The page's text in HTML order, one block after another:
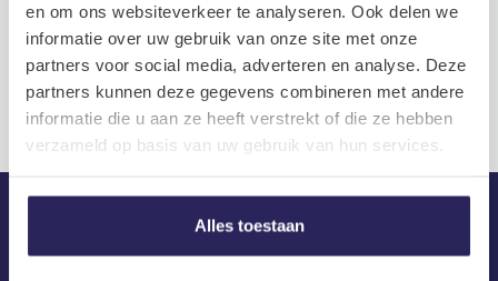
en om ons websiteverkeer te analyseren. Ook delen we
informatie over uw gebruik van onze site met onze
partners voor social media, adverteren en analyse. Deze
partners kunnen deze gegevens combineren met andere
informatie die u aan ze heeft verstrekt of die ze hebben
verzameld op basis van uw gebruik van hun services.
Alles toestaan
Product Owner
Infrastructure
Recent Comments
Geen reacties om weer te geven.